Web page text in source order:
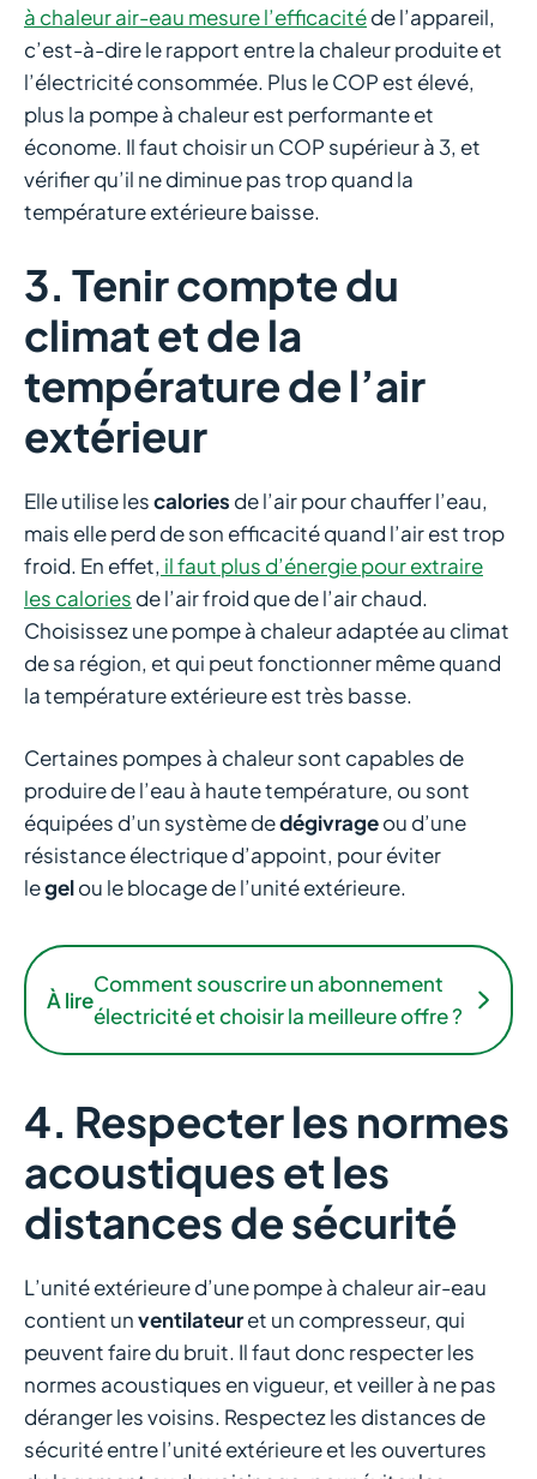
à chaleur air-eau mesure l’efficacitéde l’appareil,
c’est-à-dire le rapport entre la chaleur produite et
l’électricité consommée. Plus le COP est élevé,
plus la pompe à chaleur est performante et
économe. Il faut choisir un COP supérieur à 3, et
vérifier qu’il ne diminue pas trop quand la
température extérieure baisse.
3. Tenir compte du
climat et de la
température de l’air
extérieur
Elle utilise lescalories de l’air pour chauffer l’eau,
mais elle perd de son efficacité quand l’air est trop
froid. En effet, il faut plus d’énergie pour extraire
les calories de l’air froid que de l’air chaud.
Choisissez une pompe à chaleur adaptée au climat
de sa région, et qui peut fonctionner même quand
la température extérieure est très basse.
Certaines pompes à chaleur sont capables de
produire de l’eau à haute température, ou sont
équipées d’un système dedégivrageou d’une
résistance électrique d’appoint, pour éviter
legelou le blocage de l’unité extérieure.
À lire
Comment souscrire un abonnement
électricité et choisir la meilleure offre ?
4. Respecter les normes
acoustiques et les
distances de sécurité
L’unité extérieure d’une pompe à chaleur air-eau
contient unventilateuret un compresseur, qui
peuvent faire du bruit. Il faut donc respecter les
normes acoustiques en vigueur, et veiller à ne pas
déranger les voisins. Respectez les distances de
sécurité entre l’unité extérieure et les ouvertures